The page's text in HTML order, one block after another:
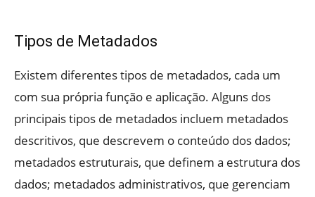
Tipos de Metadados
Existem diferentes tipos de metadados, cada um
com sua própria função e aplicação. Alguns dos
principais tipos de metadados incluem metadados
descritivos, que descrevem o conteúdo dos dados;
metadados estruturais, que definem a estrutura dos
dados; metadados administrativos, que gerenciam